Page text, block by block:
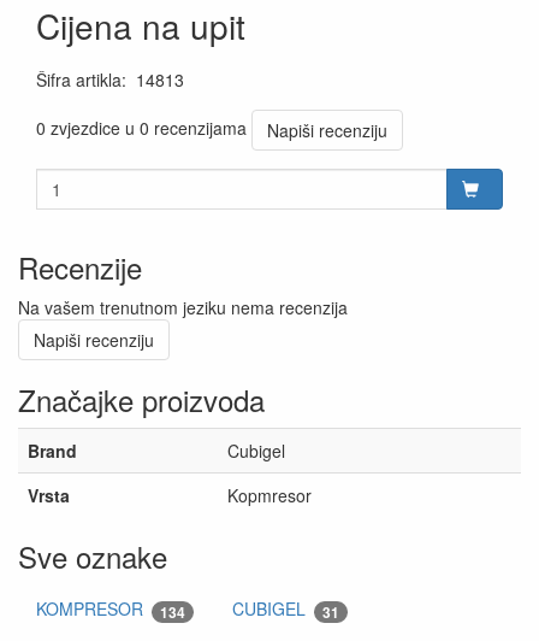
Cijena na upit
Šifra artikla: 14813
0 zvjezdice u 0 recenzijama
Napiši recenziju
Recenzije
Na vašem trenutnom jeziku nema recenzija
Napiši recenziju
Značajke proizvoda
Brand
Cubigel
Vrsta
Kopmresor
Sve oznake
KOMPRESOR 134 CUBIGEL 31